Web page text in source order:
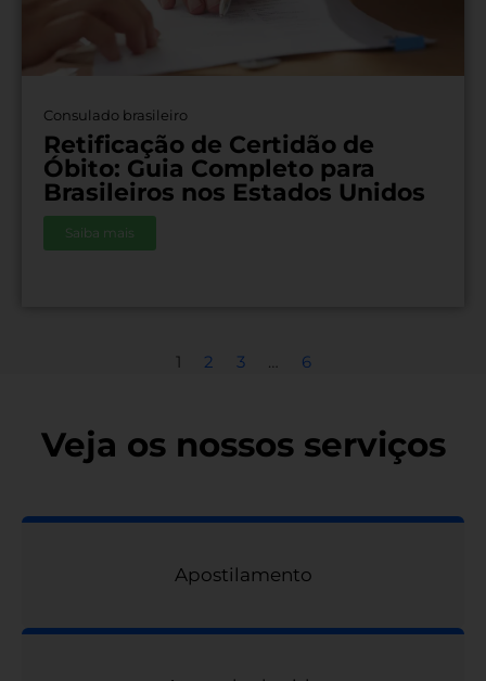
Consulado brasileiro
Retificação de Certidão de
Óbito: Guia Completo para
Brasileiros nos Estados Unidos
Saiba mais
1 2 3 … 6
Veja os nossos serviços
Apostilamento